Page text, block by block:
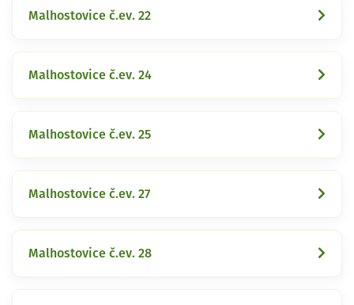
Malhostovice č.ev. 22
Malhostovice č.ev. 24
Malhostovice č.ev. 25
Malhostovice č.ev. 27
Malhostovice č.ev. 28